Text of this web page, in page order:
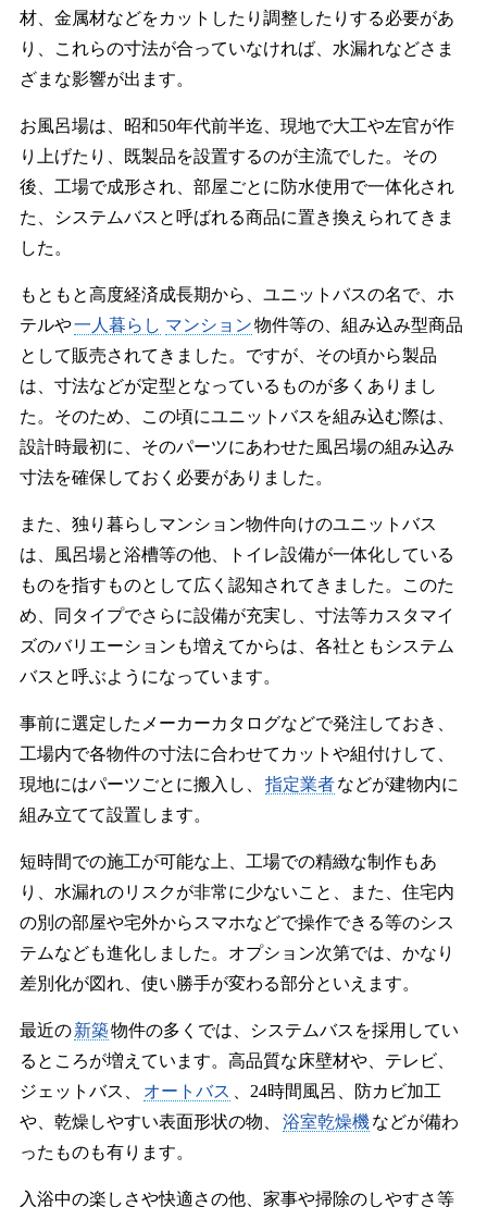
材、金属材などをカットしたり調整したりする必要があ
り、これらの寸法が合っていなければ、水漏れなどさま
ざまな影響が出ます。
お風呂場は、昭和50年代前半迄、現地で大工や左官が作
り上げたり、既製品を設置するのが主流でした。その
後、工場で成形され、部屋ごとに防水使用で一体化され
た、システムバスと呼ばれる商品に置き換えられてきま
した。
もともと高度経済成長期から、ユニットバスの名で、ホ
テルや一人暮らし マンション物件等の、組み込み型商品
として販売されてきました。ですが、その頃から製品
は、寸法などが定型となっているものが多くありまし
た。そのため、この頃にユニットバスを組み込む際は、
設計時最初に、そのパーツにあわせた風呂場の組み込み
寸法を確保しておく必要がありました。
また、独り暮らしマンション物件向けのユニットバス
は、風呂場と浴槽等の他、トイレ設備が一体化している
ものを指すものとして広く認知されてきました。このた
め、同タイプでさらに設備が充実し、寸法等カスタマイ
ズのバリエーションも増えてからは、各社ともシステム
バスと呼ぶようになっています。
事前に選定したメーカーカタログなどで発注しておき、
工場内で各物件の寸法に合わせてカットや組付けして、
現地にはパーツごとに搬入し、
指定業者などが建物内に
組み立てて設置します。
短時間での施工が可能な上、工場での精緻な制作もあ
り、水漏れのリスクが非常に少ないこと、また、住宅内
の別の部屋や宅外からスマホなどで操作できる等のシス
テムなども進化しました。オプション次第では、かなり
差別化が図れ、使い勝手が変わる部分といえます。
最近の新築物件の多くでは、システムバスを採用してい
るところが増えています。高品質な床壁材や、テレビ、
ジェットバス、
オートバス
、24時間風呂、防カビ加工
や、乾燥しやすい表面形状の物、
浴室乾燥機などが備わ
ったものも有ります。
入浴中の楽しさや快適さの他、家事や掃除のしやすさ等